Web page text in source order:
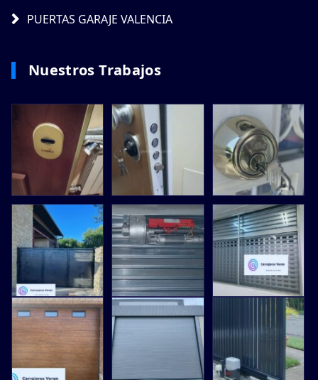
PUERTAS GARAJE VALENCIA
Nuestros Trabajos